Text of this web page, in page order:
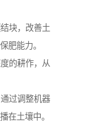
块，改善土
肥能力。
的耕作，从
过调整机器
在土壤中。